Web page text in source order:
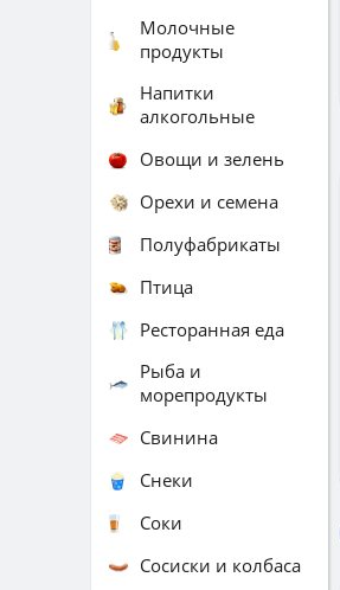
Молочные
продукты
Напитки
алкогольные
Овощи и зелень
Орехи и семена
Полуфабрикаты
Птица
Ресторанная еда
Рыба и
морепродукты
Свинина
Снеки
Соки
Сосиски и колбаса